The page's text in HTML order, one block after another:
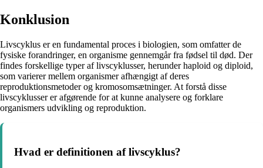
Konklusion
Livscyklus er en fundamental proces i biologien, som omfatter de
fysiske forandringer, en organisme gennemgår fra fødsel til død. Der
findes forskellige typer af livscyklusser, herunder haploid og diploid,
som varierer mellem organismer afhængigt af deres
reproduktionsmetoder og kromosomsætninger. At forstå disse
livscyklusser er afgørende for at kunne analysere og forklare
organismers udvikling og reproduktion.
Hvad er definitionen af livscyklus?